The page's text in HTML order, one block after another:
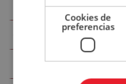
¿Has olvidado tu contraseña?
Nuevas Oportunidades
Gestión de Bares y
Hostelería Sostenible
Cookies de
preferencias